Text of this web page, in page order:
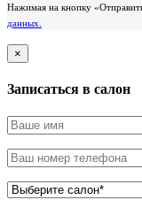
Нажимая на кнопку
данных.
×
Записаться в салон